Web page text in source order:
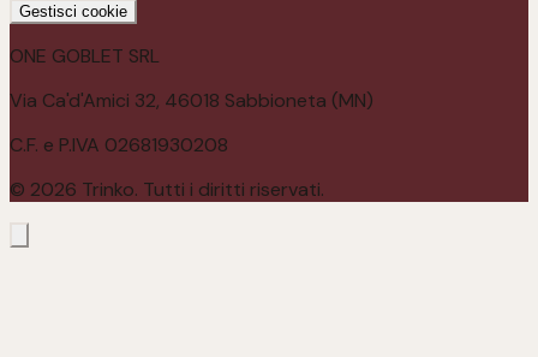
Gestisci cookie
ONE GOBLET SRL
Via Ca'd'Amici 32, 46018 Sabbioneta (MN)
C.F. e P.IVA 02681930208
© 2026 Trinko. Tutti i diritti riservati.